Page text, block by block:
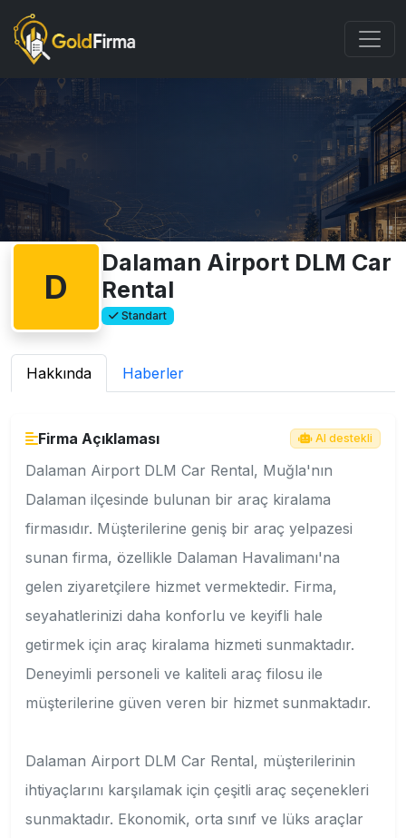
D
Dalaman Airport DLM Car
Rental
Standart
Hakkında Haberler
Firma Açıklaması AI destekli
Dalaman Airport DLM Car Rental, Muğla'nın
Dalaman ilçesinde bulunan bir araç kiralama
firmasıdır. Müşterilerine geniş bir araç yelpazesi
sunan firma, özellikle Dalaman Havalimanı'na
gelen ziyaretçilere hizmet vermektedir. Firma,
seyahatlerinizi daha konforlu ve keyifli hale
getirmek için araç kiralama hizmeti sunmaktadır.
Deneyimli personeli ve kaliteli araç filosu ile
müşterilerine güven veren bir hizmet sunmaktadır.
Dalaman Airport DLM Car Rental, müşterilerinin
ihtiyaçlarını karşılamak için çeşitli araç seçenekleri
sunmaktadır. Ekonomik, orta sınıf ve lüks araçlar